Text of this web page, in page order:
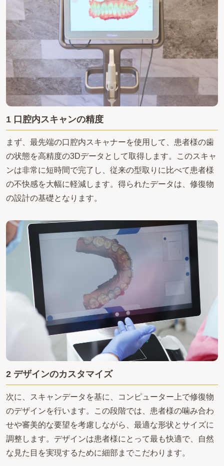
1 口腔内スキャンの精度
まず、最先端の口腔内スキャナーを使用して、患者様の歯
の状態を高精度の3Dデータとして取得します。このスキャ
ンは非常に短時間で完了し、従来の型取りに比べて患者様
の不快感を大幅に軽減します。得られたデータは、修復物
の設計の基礎となります。
2 デザインのカスタマイズ
次に、スキャンデータを基に、コンピューター上で修復物
のデザインを行います。この段階では、患者様の噛み合わ
せや審美的な要望を考慮しながら、最適な形状とサイズに
調整します。デザインは患者様にとって最も快適で、自然
な見た目を実現するために細部までこだわります。